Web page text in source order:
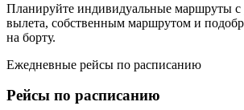
Планируйте индивидуальные маршруты
вылета, собственным маршрутом и
на борту.
Ежедневные рейсы по расписанию
Рейсы по расписанию